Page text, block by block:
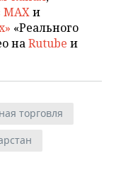
349,00
MAXи
«Реального
наRutube и
торговля